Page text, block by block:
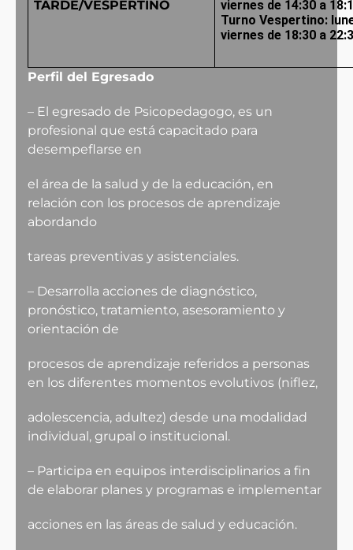
TARDE/VESPERTINO
viernes de 14:30 a
Turno Vespertino:
viernes de 18:30 a
Perfil del Egresado
– El egresado de Psicopedagogo, es un
profesional que está capacitado para
desempeflarse en
el área de la salud y de la educación, en
relación con los procesos de aprendizaje
abordando
tareas preventivas y asistenciales.
– Desarrolla acciones de diagnóstico,
pronóstico, tratamiento, asesoramiento y
orientación de
procesos de aprendizaje referidos a personas
en los diferentes momentos evolutivos (niflez,
adolescencia, adultez) desde una modalidad
individual, grupal o institucional.
– Participa en equipos interdisciplinarios a fin
de elaborar planes y programas e implementar
acciones en las áreas de salud y educación.